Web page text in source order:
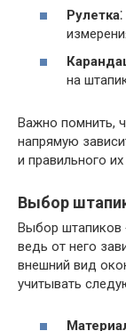
Рулетка
на
Важно помнить,
напрямую
и правильного
Выбор
Выбор штапиков
ведь от него
внешний вид
учитывать